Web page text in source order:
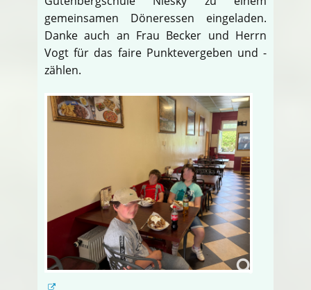
gemeinsamen Döneressen eingeladen.
Danke auch an Frau Becker und Herrn
Vogt für das faire Punktevergeben und -
zählen.